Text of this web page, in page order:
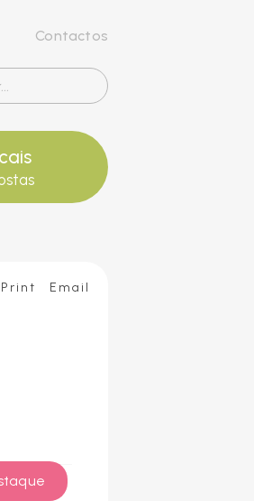
Contactos
Print Email